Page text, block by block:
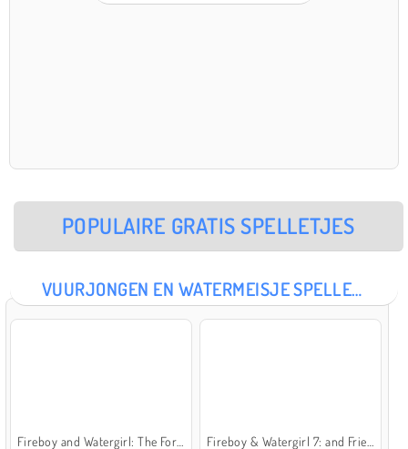
POPULAIRE GRATIS SPELLETJES
VUURJONGEN EN WATERMEISJE SPELLETJES